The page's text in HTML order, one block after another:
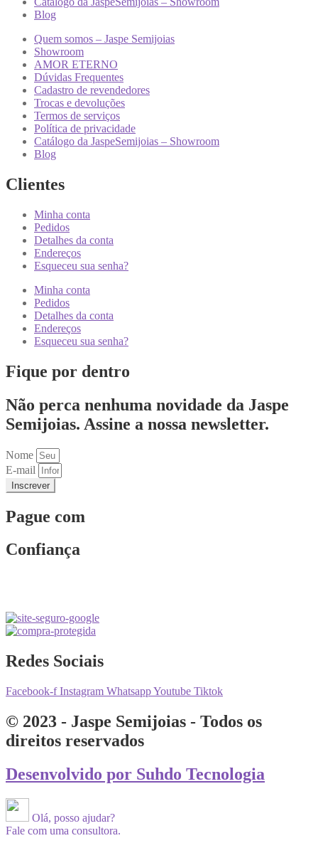
Blog
Quem somos – Jaspe Semijoias
Showroom
AMOR ETERNO
Dúvidas Frequentes
Cadastro de revendedores
Trocas e devoluções
Termos de serviços
Política de privacidade
Catálogo da JaspeSemijoias – Showroom
Blog
Clientes
Minha conta
Pedidos
Detalhes da conta
Endereços
Esqueceu sua senha?
Minha conta
Pedidos
Detalhes da conta
Endereços
Esqueceu sua senha?
Fique por dentro
Não perca nenhuma novidade da Jaspe
Semijoias. Assine a nossa newsletter.
Nome
E-mail
Inscrever
Pague com
Confiança
Redes Sociais
Facebook-f Instagram WhatsappYoutube Tiktok
© 2023 - Jaspe Semijoias - Todos os
direitos reservados
Desenvolvido por Suhdo Tecnologia
Olá, posso ajudar?
Fale com uma consultora.